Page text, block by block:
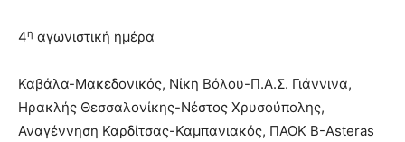
4η αγωνιστική ημέρα
Καβάλα-Μακεδονικός, Νίκη Βόλου-Π.Α.Σ. Γιάννινα,
Ηρακλής Θεσσαλονίκης-Νέστος Χρυσούπολης,
Αναγέννηση Καρδίτσας-Καμπανιακός, ΠΑΟΚ Β-Asteras